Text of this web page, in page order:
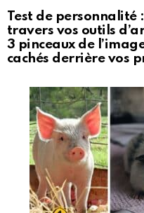
Test de personnalité
travers vos outils
3 pinceaux de
cachés derrière vos